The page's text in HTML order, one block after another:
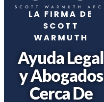
LA FIRMA DE
SCOTT
WARMUTH
Ayuda Legal
y Abogados
Cerca De